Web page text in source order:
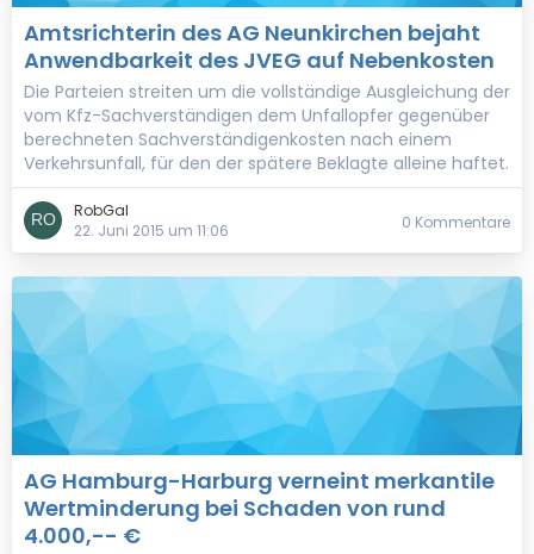
Amtsrichterin des AG Neunkirchen bejaht
Anwendbarkeit des JVEG auf Nebenkosten
Die Parteien streiten um die vollständige Ausgleichung der
vom Kfz-Sachverständigen dem Unfallopfer gegenüber
berechneten Sachverständigenkosten nach einem
Verkehrsunfall, für den der spätere Beklagte alleine haftet.
RobGal
22. Juni 2015 um 11:06
0 Kommentare
AG Hamburg-Harburg verneint merkantile
Wertminderung bei Schaden von rund
4.000,-- €